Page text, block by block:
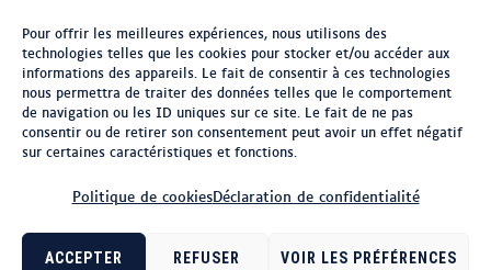
Pour offrir les meilleures expériences, nous utilisons des
technologies telles que les cookies pour stocker et/ou accéder aux
informations des appareils. Le fait de consentir à ces technologies
nous permettra de traiter des données telles que le comportement
de navigation ou les ID uniques sur ce site. Le fait de ne pas
consentir ou de retirer son consentement peut avoir un effet négatif
sur certaines caractéristiques et fonctions.
ACCEPTER REFUSER VOIR LES PRÉFÉRENCES
Politique de cookiesDéclaration de confidentialité
© Tous droits réservés 2026 Ligne du
temps de l'histoire des femmes au
Québec
Politique de cookies
Se connecter